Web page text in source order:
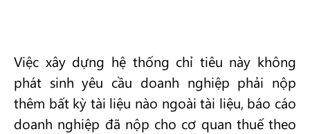
Việc xây dựng hệ thống chỉ tiêu này không
phát sinh yêu cầu doanh nghiệp phải nộp
thêm bất kỳ tài liệu nào ngoài tài liệu, báo cáo
doanh nghiệp đã nộp cho cơ quan thuế theo